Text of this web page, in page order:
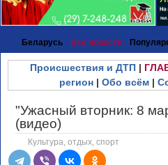
Беларусь Все новости
Происшествия и ДТП|
регион | Обо всём |
"Ужасный вторник: 8
(видео)
Культура, отдых, спорт